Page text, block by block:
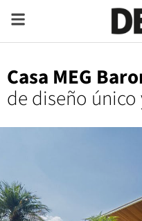
Casa MEG
de diseño